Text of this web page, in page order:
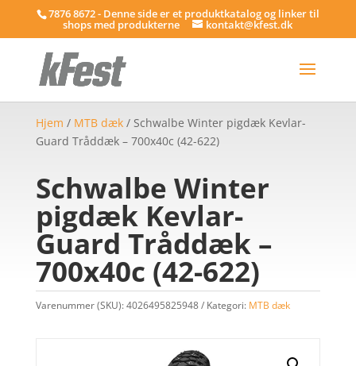
7876 8672 - Denne side er et produktkatalog og linker til
shops med produkterne kontakt@kfest.dk
Hjem / MTB dæk/ Schwalbe Winter pigdæk Kevlar-
Guard Tråddæk – 700x40c (42-622)
Schwalbe Winter
pigdæk Kevlar-
Guard Tråddæk –
700x40c (42-622)
Varenummer (SKU):4026495825948 Kategori: MTB dæk